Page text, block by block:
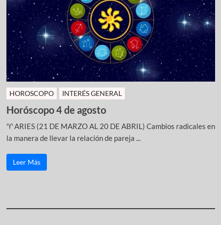
HOROSCOPO INTERÉS GENERAL
Horóscopo 4 de agosto
♈ ARIES (21 DE MARZO AL 20 DE ABRIL) Cambios radicales en
la manera de llevar la relación de pareja ...
Leer Más